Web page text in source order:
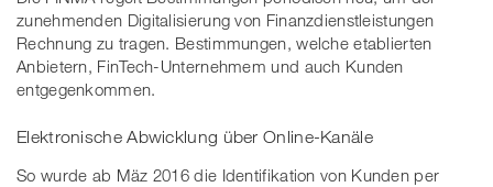
zunehmenden Digitalisierung von Finanzdienstleistungen
Rechnung zu tragen. Bestimmungen, welche etablierten
Anbietern, FinTech-Unternehmem und auch Kunden
entgegenkommen.
Elektronische Abwicklung über Online-Kanäle
So wurde ab Mäz 2016 die Identifikation von Kunden per